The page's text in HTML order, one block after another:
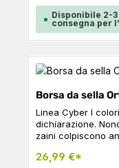
cmDistanza tra i
Disponibile 2-
consegna per
Borsa da sella
Linea Cyber I colori della Cyber Line sono una chiara
dichiarazione. Nonostante i colori vivaci, le borse e gli
zaini colpiscono
questo è il motto
26,99 €*